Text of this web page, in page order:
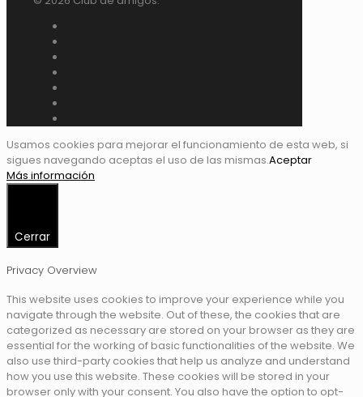
Usamos cookies para mejorar el funcionamiento de esta web, si
sigues navegando aceptas el uso de las mismas.Aceptar
Más información
Cerrar
Privacy Overview
This website uses cookies to improve your experience while you
navigate through the website. Out of these, the cookies that are
categorized as necessary are stored on your browser as they are
essential for the working of basic functionalities of the website. We
also use third-party cookies that help us analyze and understand
how you use this website. These cookies will be stored in your
browser only with your consent. You also have the option to opt-